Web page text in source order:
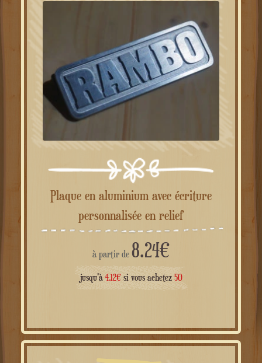
Plaque en aluminium avec écriture
personnalisée en relief
à partir de 8.24€
jusqu'à 4.12€si vous achetez 50